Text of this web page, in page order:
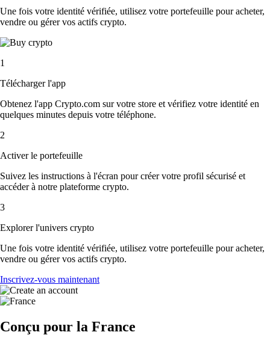
Une fois votre identité vérifiée, utilisez votre portefeuille pour acheter,
vendre ou gérer vos actifs crypto.
1
Télécharger l'app
Obtenez l'app Crypto.com sur votre store et vérifiez votre identité en
quelques minutes depuis votre téléphone.
2
Activer le portefeuille
Suivez les instructions à l'écran pour créer votre profil sécurisé et
accéder à notre plateforme crypto.
3
Explorer l'univers crypto
Une fois votre identité vérifiée, utilisez votre portefeuille pour acheter,
vendre ou gérer vos actifs crypto.
Inscrivez-vous maintenant
Conçu pour la France